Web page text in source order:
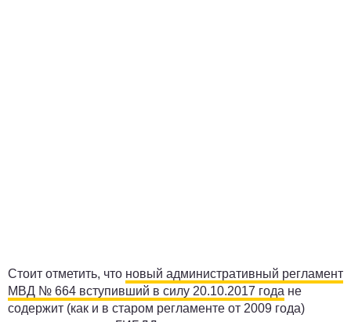
Стоит отметить, что новый административный регламент
МВД № 664 вступивший в силу 20.10.2017 года не
содержит (как и в старом регламенте от 2009 года)